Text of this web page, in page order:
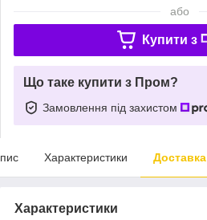
або
Купити з
Що таке купити з Пром?
Замовлення під захистом
Характеристики Доставка
Характеристики